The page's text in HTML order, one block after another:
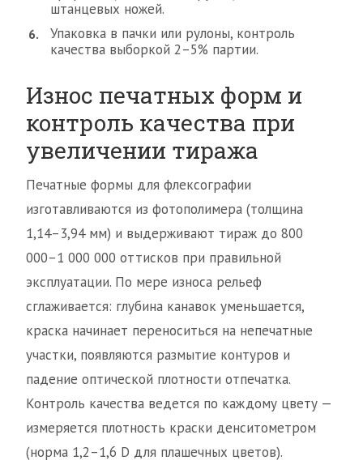
штанцевых ножей.
Упаковка в пачки или рулоны, контроль
качества выборкой 2–5% партии.
Износ печатных форм и
контроль качества при
увеличении тиража
Печатные формы для флексографии
изготавливаются из фотополимера (толщина
1,14–3,94 мм) и выдерживают тираж до 800
000–1 000 000 оттисков при правильной
эксплуатации. По мере износа рельеф
сглаживается: глубина канавок уменьшается,
краска начинает переноситься на непечатные
участки, появляются размытие контуров и
падение оптической плотности отпечатка.
Контроль качества ведется по каждому цвету —
измеряется плотность краски денситометром
(норма 1,2–1,6 D для плашечных цветов).